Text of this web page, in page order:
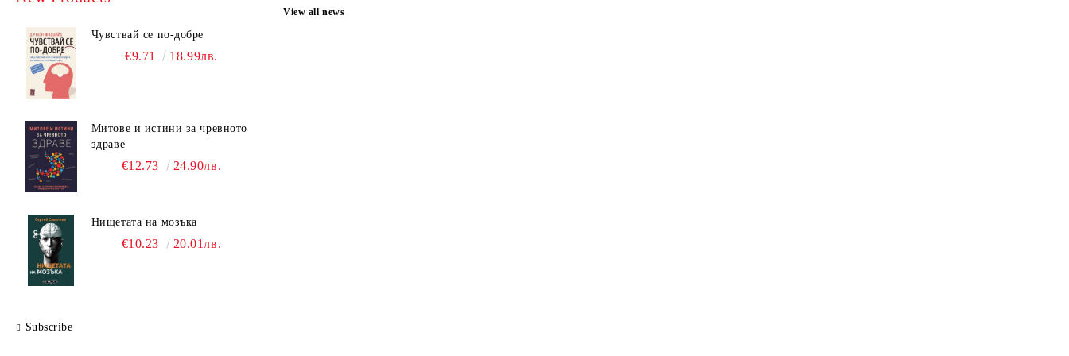
Чувствай се по-добре
€9.71 18.99лв.
Митове и истини за чревното
здраве
€12.73 24.90лв.
Нищетата на мозъка
€10.23 20.01лв.
Subscribe
View all news